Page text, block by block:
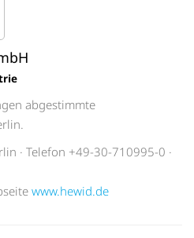
abgestimmte
· Telefon +49-30-710995-0 ·
www.hewid.de